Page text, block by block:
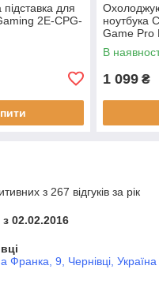
для
2E-CPG-
ноутбука
Game Pro
CGPH1)
В
1 099 ₴
з 267 відгуків за рік
02.02.2016
Франка, 9, Чернівці, Україна